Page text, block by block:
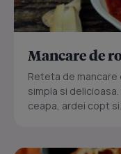
Mancare de
Reteta de
simpla si
ceapa, ardei copt